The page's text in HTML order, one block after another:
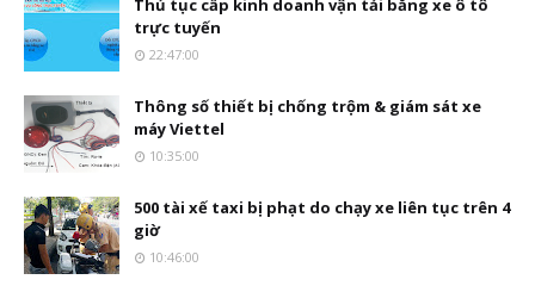
Thủ tục cấp kinh doanh vận tải bằng xe ô tô
trực tuyến
22:47:00
Thông số thiết bị chống trộm & giám sát xe
máy Viettel
10:35:00
500 tài xế taxi bị phạt do chạy xe liên tục trên 4
giờ
10:46:00